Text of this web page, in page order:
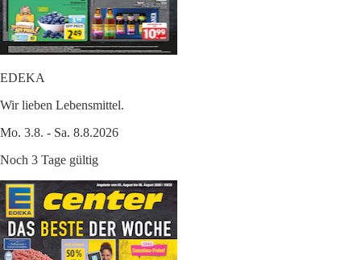
EDEKA
Wir lieben Lebensmittel.
Mo. 3.8. - Sa. 8.8.2026
Noch 3 Tage gültig